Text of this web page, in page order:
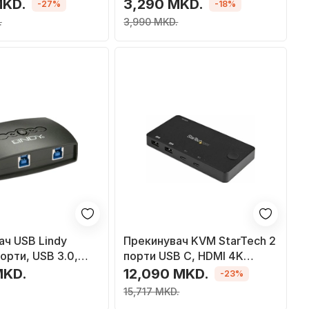
-27% 3,290 MKD.
3,990 MKD.
-18%
USB Lindy
USB 3.0,
Прекинувач KVM StarTech 2
порти USB C, HDMI 4K
60Hz, напојуван преку
магистрала, црн
12,090 MKD.
15,717 MKD.
-23%